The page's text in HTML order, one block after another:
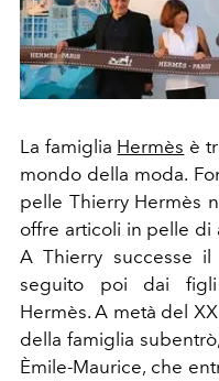
La famiglia Hermès è
mondo della moda.
pelle Thierry Hermès
offre articoli in pelle di
A Thierry successe il
seguito poi dai figli
Hermès. A metà del
della famiglia
Èmile-Maurice, che